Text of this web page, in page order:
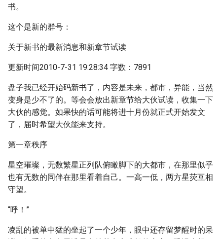
书。
这个是新的群号：
关于新书的最新消息和新章节试读
更新时间2010-7-31 19:28:34 字数：7891
盘子我已经开始码新书了，内容是未来，都市，异能，当然
变身是少不了的。等会会放出新章节给大伙试读，收集一下
大伙的感觉。如果快的话可能将进十月份就正式开始发文
了，届时希望大伙能来支持。
第一章秩序
星空璀璨，无数繁星正列队俯瞰脚下的大都市，在那里似乎
也有无数的同伴在那里看着自己。一高一低，两方星荧互相
守望。
“呼！”
凌乱的被单中猛的坐起了一个少年，眼中还存留梦醒时的呆